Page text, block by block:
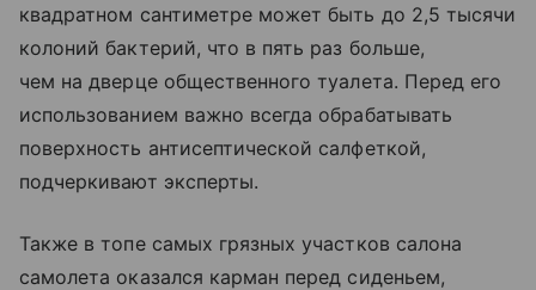
квадратном сантиметре может быть до 2,5 тысячи
колоний бактерий, что в пять раз больше,
чем на дверце общественного туалета. Перед его
использованием важно всегда обрабатывать
поверхность антисептической салфеткой,
подчеркивают эксперты.
Также в топе самых грязных участков салона
самолета оказался карман перед сиденьем,